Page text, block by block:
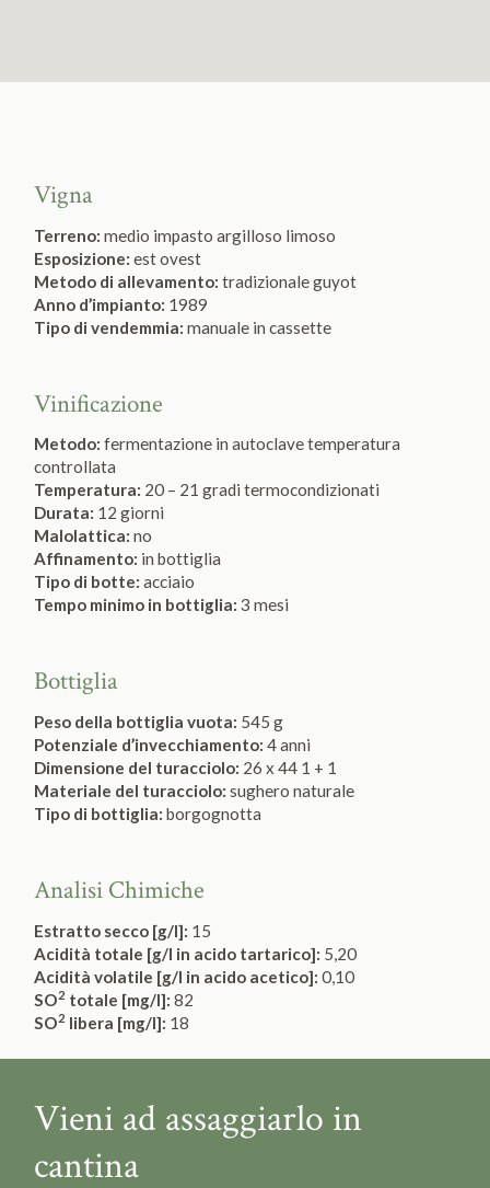
Vigna
Terreno:medio impasto argilloso limoso
Esposizione:est ovest
Metodo di allevamento:tradizionale guyot
Anno d’impianto: 1989
Tipo di vendemmia:manuale in cassette
Vinificazione
Metodo:fermentazione in autoclave temperatura
controllata
Temperatura: 20 – 21 gradi termocondizionati
Durata: 12 giorni
Malolattica:no
Affinamento: in bottiglia
Tipo di botte:acciaio
Tempo minimo in bottiglia:3 mesi
Bottiglia
Peso della bottiglia vuota: 545 g
Potenziale d’invecchiamento:4 anni
Dimensione del turacciolo: 26 x 44 1 + 1
Materiale del turacciolo:sughero naturale
Tipo di bottiglia:borgognotta
Analisi Chimiche
Estratto secco [g/l]: 15
Acidità totale [g/l in acido tartarico]: 5,20
Acidità volatile [g/l in acido acetico]:0,10
SO2 totale [mg/l]:82
SO2 libera [mg/l]: 18
Vieni ad assaggiarlo in
cantina